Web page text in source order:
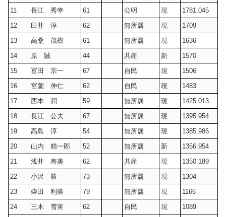
11
長江 秀幸 61 公明 現
1781.045
12
臼井 淳 62 無所属 現
1709
13
高桑 茂樹 61 無所属 現
1636
14
原 誠 44 共産 新
1570
15
冨田 宗一 67 自民 現
1506
16
宮薗 伸仁 62 自民 現
1483
17
西本 潤 59 無所属 現
1425.013
18
長江 公夫 67 無所属 現
1395.954
19
高島 淳 54 無所属 現
1385.986
20
山内 精一郎 52 無所属 新
1356.954
21
浅井 寿美 62 共産 現
1350.189
22
小沢 勝 73 無所属 現
1304
23
柴田 利勝 79 無所属 現
1166
24
三木 雪実 62 自民 現
1089